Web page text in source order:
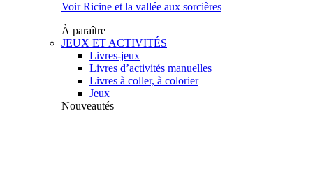
Voir Ricine et la vallée aux sorcières
À paraître
JEUX ET ACTIVITÉS
Livres-jeux
Livres d’activités manuelles
Livres à coller, à colorier
Jeux
Nouveautés